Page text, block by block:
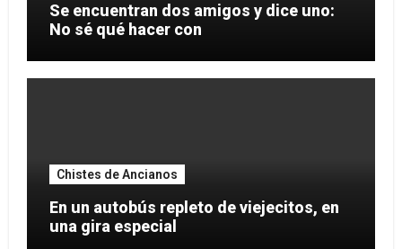
Se encuentran dos amigos y dice uno:
No sé qué hacer con
Chistes de Ancianos
En un autobús repleto de viejecitos, en
una gira especial